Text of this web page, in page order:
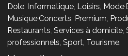
Dole, Informatique, Loisirs,
Musique·Concerts, Premium,
Restaurants, Services à domicile,
professionnels, Sport, Tourisme.